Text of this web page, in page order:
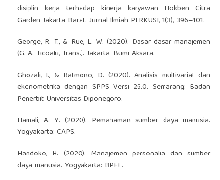
disiplin kerja terhadap kinerja karyawan Hokben Citra
Garden Jakarta Barat. Jurnal Ilmiah PERKUSI, 1(3), 396–401.
George, R. T., & Rue, L. W. (2020). Dasar-dasar manajemen
(G. A. Ticoalu, Trans.). Jakarta: Bumi Aksara.
Ghozali, I., & Ratmono, D. (2020). Analisis multivariat dan
ekonometrika dengan SPPS Versi 26.0. Semarang: Badan
Penerbit Universitas Diponegoro.
Hamali, A. Y. (2020). Pemahaman sumber daya manusia.
Yogyakarta: CAPS.
Handoko, H. (2020). Manajemen personalia dan sumber
daya manusia. Yogyakarta: BPFE.